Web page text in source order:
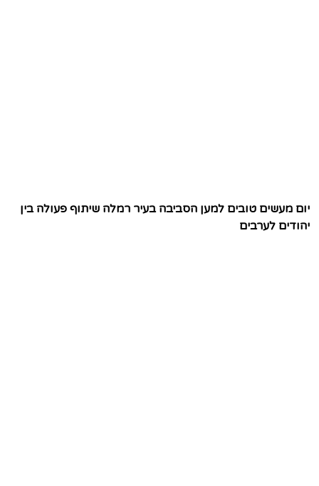
יום מעשים טובים למען הסביבה בעיר רמלה שיתוף פעולה בין
יהודים לערבים